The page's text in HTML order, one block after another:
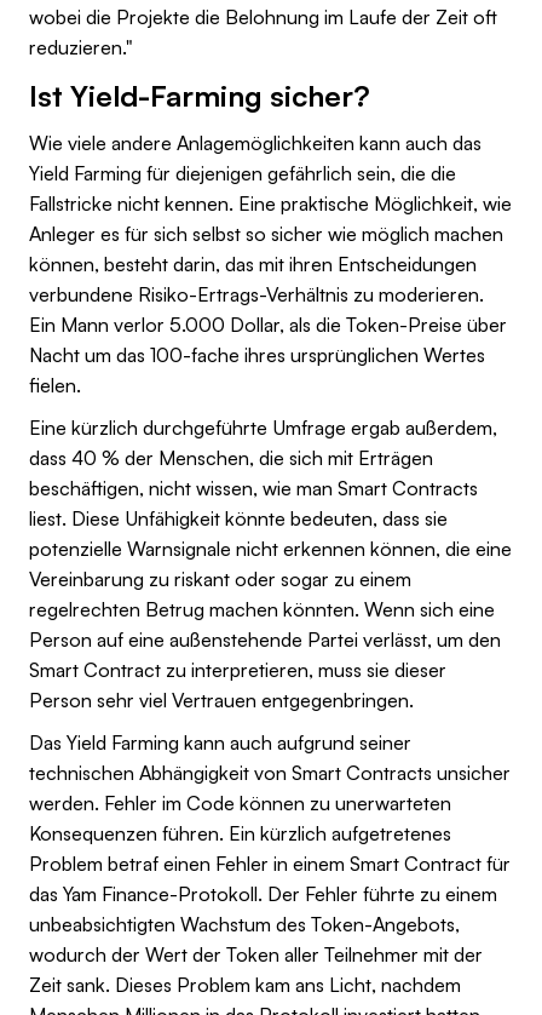
wobei die Projekte die Belohnung im Laufe der Zeit oft
reduzieren."
Ist Yield-Farming sicher?
Wie viele andere Anlagemöglichkeiten kann auch das
Yield Farming für diejenigen gefährlich sein, die die
Fallstricke nicht kennen. Eine praktische Möglichkeit, wie
Anleger es für sich selbst so sicher wie möglich machen
können, besteht darin, das mit ihren Entscheidungen
verbundene Risiko-Ertrags-Verhältnis zu moderieren.
Ein Mann verlor 5.000 Dollar, als die Token-Preise über
Nacht um das 100-fache ihres ursprünglichen Wertes
fielen.
Eine kürzlich durchgeführte Umfrage ergab außerdem,
dass 40 % der Menschen, die sich mit Erträgen
beschäftigen, nicht wissen, wie man Smart Contracts
liest. Diese Unfähigkeit könnte bedeuten, dass sie
potenzielle Warnsignale nicht erkennen können, die eine
Vereinbarung zu riskant oder sogar zu einem
regelrechten Betrug machen könnten. Wenn sich eine
Person auf eine außenstehende Partei verlässt, um den
Smart Contract zu interpretieren, muss sie dieser
Person sehr viel Vertrauen entgegenbringen.
Das Yield Farming kann auch aufgrund seiner
technischen Abhängigkeit von Smart Contracts unsicher
werden. Fehler im Code können zu unerwarteten
Konsequenzen führen. Ein kürzlich aufgetretenes
Problem betraf einen Fehler in einem Smart Contract für
das Yam Finance-Protokoll. Der Fehler führte zu einem
unbeabsichtigten Wachstum des Token-Angebots,
wodurch der Wert der Token aller Teilnehmer mit der
Zeit sank. Dieses Problem kam ans Licht, nachdem